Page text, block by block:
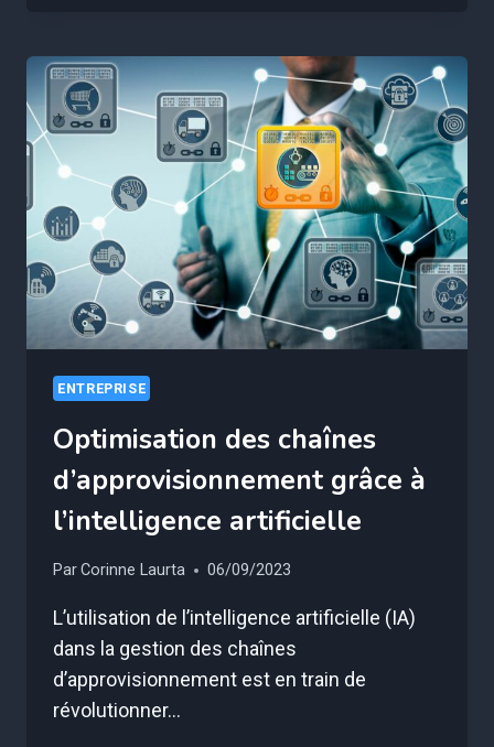
CATALYSEUR
DE
LA
TRANSFORMATION
NUMÉRIQUE
ENTREPRISE
Optimisation des chaînes
d’approvisionnement grâce à
l’intelligence artificielle
ParCorinne Laurta 06/09/2023
L’utilisation de l’intelligence artificielle (IA)
dans la gestion des chaînes
d’approvisionnement est en train de
révolutionner…